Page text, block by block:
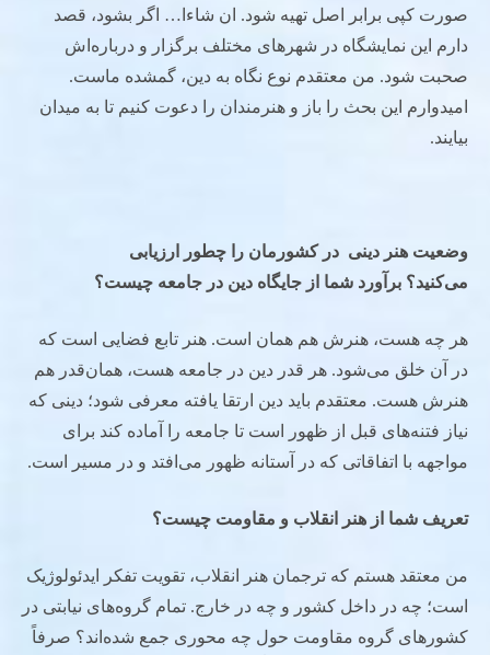
صورت کپی برابر اصل تهیه شود. ان شاءا… اگر بشود، قصد
دارم این نمایشگاه در شهرهای مختلف برگزار و درباره‌اش
صحبت شود. من معتقدم نوع نگاه به دین، گمشده ماست.
امیدوارم این بحث را باز و هنرمندان را دعوت کنیم تا به میدان
بیایند.
وضعیت هنر دینی در کشورمان را چطور ارزیابی
می‌کنید؟ برآورد شما از جایگاه دین در جامعه چیست؟
هر چه هست، هنرش هم همان است. هنر تابع فضایی است که
در آن خلق می‌شود. هر قدر دین در جامعه هست، همان‌قدر هم
هنرش هست. معتقدم باید دین ارتقا یافته معرفی شود؛ دینی که
نیاز فتنه‌های قبل از ظهور است تا جامعه را آماده کند برای
مواجهه با اتفاقاتی که در آستانه ظهور می‌افتد و در مسیر است.
تعریف شما از هنر انقلاب و مقاومت چیست؟
من معتقد هستم که ترجمان هنر انقلاب، تقویت تفکر ایدئولوژیک
است؛ چه در داخل کشور و چه در خارج. تمام گروه‌های نیابتی در
کشورهای گروه مقاومت حول چه محوری جمع شده‌اند؟ صرفاً